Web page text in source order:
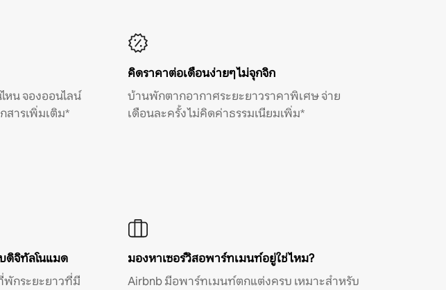
หน จองออนไลน์
สารเพิ่มเติม*
คิดราคาต่อเดือนง่ายๆ ไม่จุกจิก
บ้านพักตากอากาศระยะยาวราคาพิเศษ จ่าย
เดือนละครั้ง ไม่คิดค่าธรรมเนียมเพิ่ม*
ดิจิทัลโนแมด
พักระยะยาวที่มี
มองหาเซอร์วิสอพาร์ทเมนท์อยู่ใช่ไหม?
Airbnb มีอพาร์ทเมนท์ตกแต่งครบ เหมาะสำหรับ